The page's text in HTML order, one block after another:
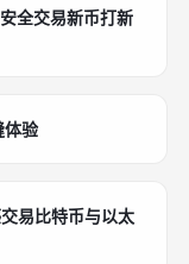
全交易新币打新
体验
易比特币与以太